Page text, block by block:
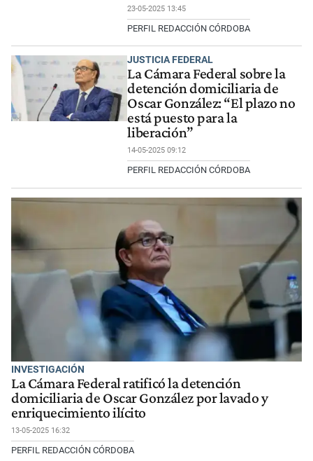
23-05-2025 13:45
PERFIL REDACCIÓN CÓRDOBA
JUSTICIA FEDERAL
La Cámara Federal sobre la
detención domiciliaria de
Oscar González: “El plazo no
está puesto para la
liberación”
14-05-2025 09:12
PERFIL REDACCIÓN CÓRDOBA
INVESTIGACIÓN
La Cámara Federal ratificó la detención
domiciliaria de Oscar González por lavado y
enriquecimiento ilícito
13-05-2025 16:32
PERFIL REDACCIÓN CÓRDOBA